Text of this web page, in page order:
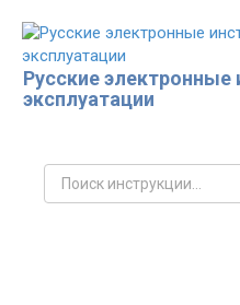
контенту
Русские электронные
эксплуатации
Поиск: